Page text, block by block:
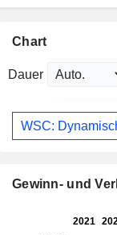
Chart
Dauer
WSC:
Gewinn- und